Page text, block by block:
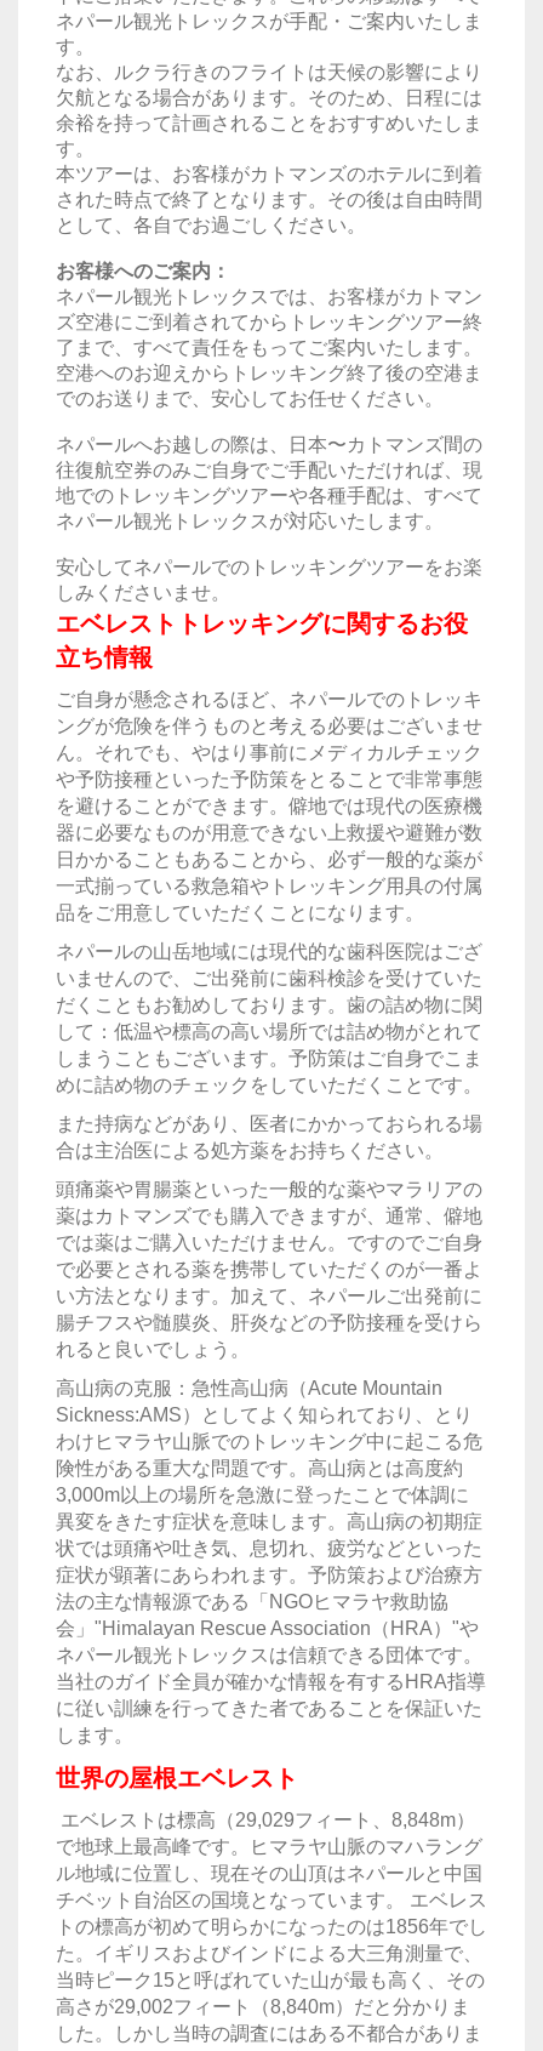
ネパール観光トレックスが手配・ご案内いたしま
す。
なお、ルクラ行きのフライトは天候の影響により
欠航となる場合があります。そのため、日程には
余裕を持って計画されることをおすすめいたしま
す。
本ツアーは、お客様がカトマンズのホテルに到着
された時点で終了となります。その後は自由時間
として、各自でお過ごしください。
お客様へのご案内：
ネパール観光トレックスでは、お客様がカトマン
ズ空港にご到着されてからトレッキングツアー終
了まで、すべて責任をもってご案内いたします。
空港へのお迎えからトレッキング終了後の空港ま
でのお送りまで、安心してお任せください。
ネパールへお越しの際は、日本〜カトマンズ間の
往復航空券のみご自身でご手配いただければ、現
地でのトレッキングツアーや各種手配は、すべて
ネパール観光トレックスが対応いたします。
安心してネパールでのトレッキングツアーをお楽
しみくださいませ。
エベレストトレッキングに関するお役
立ち情報
ご自身が懸念されるほど、ネパールでのトレッキ
ングが危険を伴うものと考える必要はございませ
ん。それでも、やはり事前にメディカルチェック
や予防接種といった予防策をとることで非常事態
を避けることができます。僻地では現代の医療機
器に必要なものが用意できない上救援や避難が数
日かかることもあることから、必ず一般的な薬が
一式揃っている救急箱やトレッキング用具の付属
品をご用意していただくことになります。
ネパールの山岳地域には現代的な歯科医院はござ
いませんので、ご出発前に歯科検診を受けていた
だくこともお勧めしております。歯の詰め物に関
して：低温や標高の高い場所では詰め物がとれて
しまうこともございます。予防策はご自身でこま
めに詰め物のチェックをしていただくことです。
また持病などがあり、医者にかかっておられる場
合は主治医による処方薬をお持ちください。
頭痛薬や胃腸薬といった一般的な薬やマラリアの
薬はカトマンズでも購入できますが、通常、僻地
では薬はご購入いただけません。ですのでご自身
で必要とされる薬を携帯していただくのが一番よ
い方法となります。加えて、ネパールご出発前に
腸チフスや髄膜炎、肝炎などの予防接種を受けら
れると良いでしょう。
高山病の克服：急性高山病（Acute Mountain
Sickness:AMS）としてよく知られており、とり
わけヒマラヤ山脈でのトレッキング中に起こる危
険性がある重大な問題です。高山病とは高度約
3,000m以上の場所を急激に登ったことで体調に
異変をきたす症状を意味します。高山病の初期症
状では頭痛や吐き気、息切れ、疲労などといった
症状が顕著にあらわれます。予防策および治療方
法の主な情報源である「NGOヒマラヤ救助協
会」"Himalayan Rescue Association（HRA）"や
ネパール観光トレックスは信頼できる団体です。
当社のガイド全員が確かな情報を有するHRA指導
に従い訓練を行ってきた者であることを保証いた
します。
世界の屋根エベレスト
エベレストは標高（29,029フィート、8,848m）
で地球上最高峰です。ヒマラヤ山脈のマハラング
ル地域に位置し、現在その山頂はネパールと中国
チベット自治区の国境となっています。 エベレス
トの標高が初めて明らかになったのは1856年でし
た。イギリスおよびインドによる大三角測量で、
当時ピーク15と呼ばれていた山が最も高く、その
高さが29,002フィート（8,840m）だと分かりま
した。しかし当時の調査にはある不都合がありま